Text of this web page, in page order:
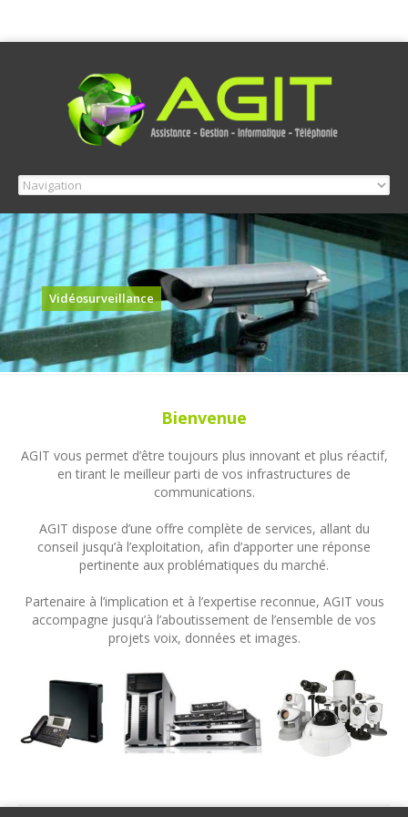
Vidéosurveillance
Bienvenue
AGIT vous permet d’être toujours plus innovant et plus réactif,
en tirant le meilleur parti de vos infrastructures de
communications.
AGIT dispose d’une offre complète de services, allant du
conseil jusqu’à l’exploitation, afin d’apporter une réponse
pertinente aux problématiques du marché.
Partenaire à l’implication et à l’expertise reconnue, AGIT vous
accompagne jusqu’à l’aboutissement de l’ensemble de vos
projets voix, données et images.